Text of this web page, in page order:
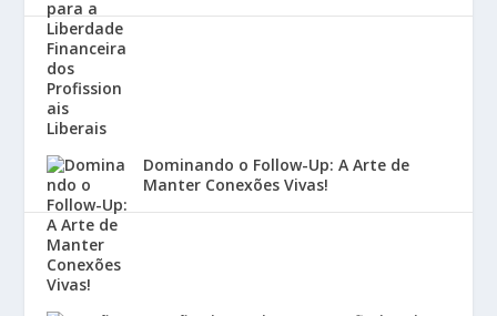
Dominando o Follow-Up: A Arte de
Manter Conexões Vivas!